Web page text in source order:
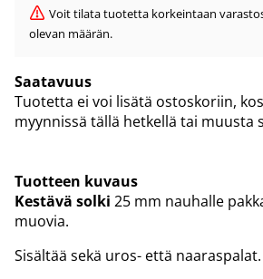
Voit tilata tuotetta korkeintaan
olevan määrän.
Saatavuus
Tuotetta ei voi lisätä ostoskoriin,
myynnissä tällä hetkellä tai muusta
Tuotteen kuvaus
Kestävä solki 25 mm nauhalle
muovia.
Sisältää sekä uros- että naaraspalat.